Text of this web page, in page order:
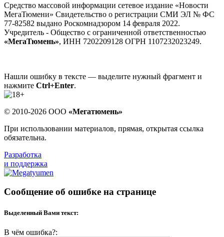
Средство массовой информации сетевое издание «Новости
МегаТюмени» Свидетельство о регистрации СМИ ЭЛ № ФС
77-82582 выдано Роскомнадзором 14 февраля 2022.
Учредитель - Общество с ограниченной ответственностью
«МегаТюмень», ИНН 7202209128 ОГРН 1107232023249.
Нашли ошибку в тексте — выделите нужный фрагмент и
нажмите Ctrl+Enter.
© 2010-2026 ООО «Мегатюмень»
При использовании материалов, прямая, открытая ссылка
обязательна.
Разработка
и поддержка
Сообщение об ошибке на странице
Выделенный Вами текст:
В чём ошибка?: